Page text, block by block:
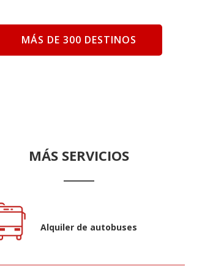
MÁS DE 300 DESTINOS
MÁS SERVICIOS
Alquiler de autobuses